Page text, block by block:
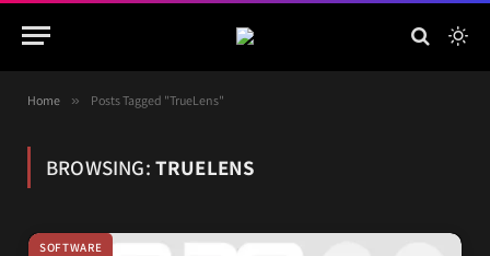
Home » Posts Tagged "TrueLens"
BROWSING: TRUELENS
SOFTWARE